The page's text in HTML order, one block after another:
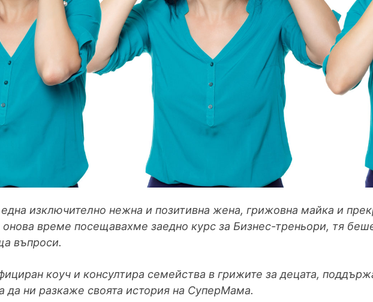
изключително нежна и позитивна жена, грижовна майка и
време посещавахме заедно курс за Бизнес-треньори, тя
въпроси.
коуч и консултира семейства в грижите за децата,
да ни разкаже своята история на СуперМама.